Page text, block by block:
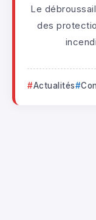
Le
des
Actualités